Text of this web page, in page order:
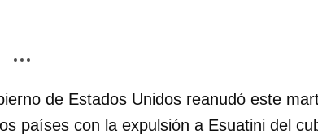
de Estados Unidos reanudó este
países con la expulsión a Esuatini del